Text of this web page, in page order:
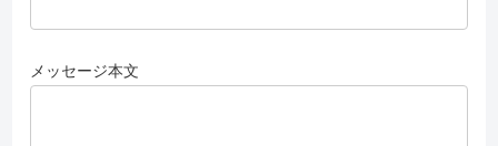
メッセージ本文